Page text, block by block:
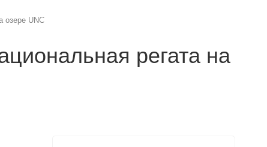
озере UNC
регата на